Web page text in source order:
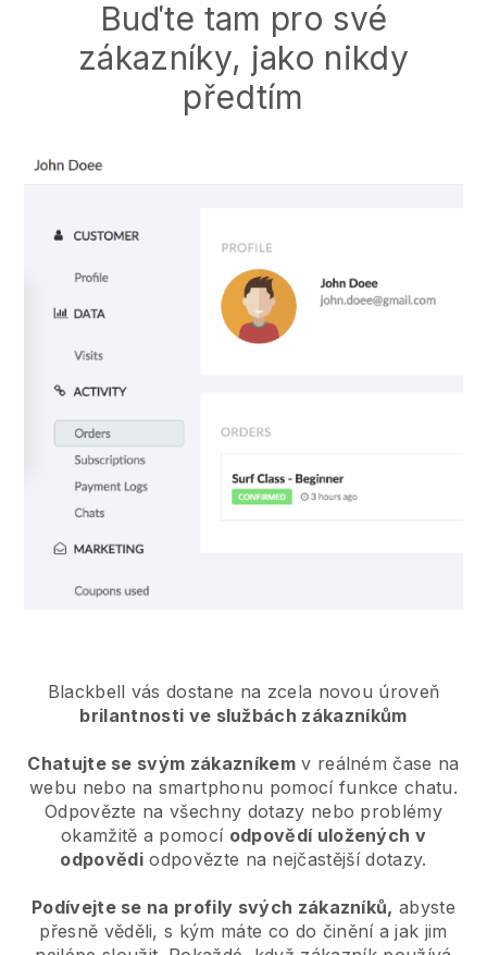
Buďte tam pro své
zákazníky, jako nikdy
předtím
Blackbell vás dostane na zcela novou úroveň
brilantnosti ve službách zákazníkům
Chatujte se svým zákazníkemv reálném čase na
webu nebo na smartphonu pomocí funkce chatu.
Odpovězte na všechny dotazy nebo problémy
okamžitě a pomocí odpovědí uložených v
odpovědi odpovězte na nejčastější dotazy.
Podívejte se na profily svých zákazníků, abyste
přesně věděli, s kým máte co do činění a jak jim